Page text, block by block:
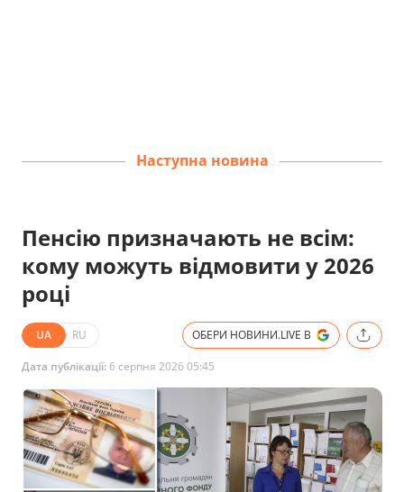
Наступна новина
Пенсію призначають не всім:
кому можуть відмовити у 2026
році
UA RU ОБЕРИ НОВИНИ.LIVE В
Дата публікації: 6 серпня 2026 05:45